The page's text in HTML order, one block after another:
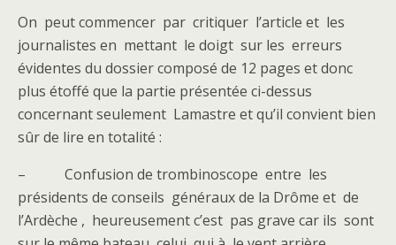
On peut commencer par critiquer l’article et les
journalistes en mettant le doigt sur les erreurs
évidentes du dossier composé de 12 pages et donc
plus étoffé que la partie présentée ci-dessus
concernant seulement Lamastre et qu’il convient bien
sûr de lire en totalité :
– Confusion de trombinoscope entre les
présidents de conseils généraux de la Drôme et de
l’Ardèche , heureusement c’est pas grave car ils sont